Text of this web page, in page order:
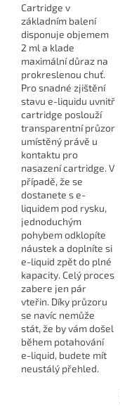
Cartridge v
základním balení
disponuje objemem
2 ml a klade
maximální důraz na
prokreslenou chuť.
Pro snadné zjištění
stavu e-liquidu uvnitř
cartridge poslouží
transparentní průzor
umístěný právě u
kontaktu pro
nasazení cartridge. V
případě, že se
dostanete s e-
liquidem pod rysku,
jednoduchým
pohybem odklopíte
náustek a doplníte si
e-liquid zpět do plné
kapacity. Celý proces
zabere jen pár
vteřin. Díky průzoru
se navíc nemůže
stát, že by vám došel
během potahování
e-liquid, budete mít
neustálý přehled.